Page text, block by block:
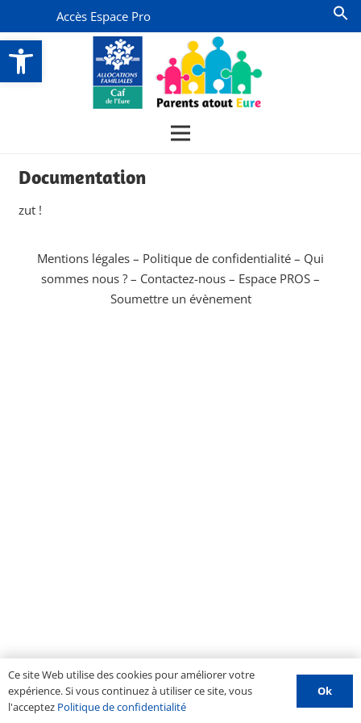
Ouvrir la barre d’outils
Accès Espace Pro
Documentation
zut !
Mentions légales – Politique de confidentialité – Qui
sommes nous ? – Contactez-nous – Espace PROS –
Soumettre un évènement
Ce site Web utilise des cookies pour améliorer votre
expérience. Si vous continuez à utiliser ce site, vous
l'acceptez Politique de confidentialité
Ok